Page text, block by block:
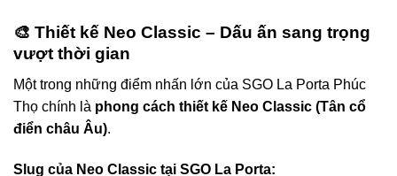
🎨 Thiết kế Neo Classic – Dấu ấn sang trọng
vượt thời gian
Một trong những điểm nhấn lớn của SGO La Porta Phúc
Thọ chính là phong cách thiết kế Neo Classic (Tân cổ
điển châu Âu).
Slug của Neo Classic tại SGO La Porta: